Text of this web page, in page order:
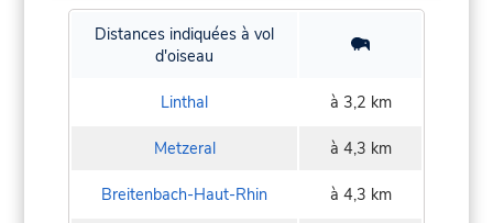
Distances indiquées à vol
d'oiseau
Linthal à 3,2 km
Metzeral à 4,3 km
Breitenbach-Haut-Rhin à 4,3 km